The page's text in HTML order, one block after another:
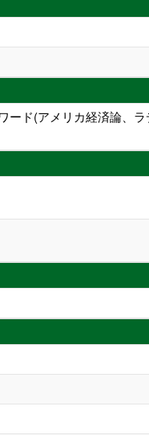
ド(アメリカ経済論、